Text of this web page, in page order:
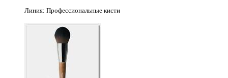
Линия: Профессиональные кисти